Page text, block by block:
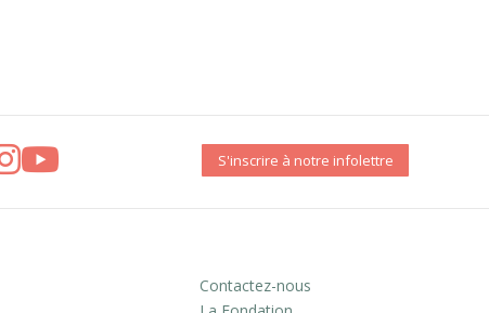
S'inscrire à notre infolettre
Contactez-nous